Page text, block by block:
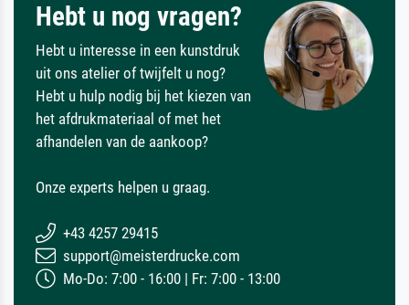
Hebt u nog vragen?
Hebt u interesse in een kunstdruk
uit ons atelier of twijfelt u nog?
Hebt u hulp nodig bij het kiezen van
het afdrukmateriaal of met het
afhandelen van de aankoop?
Onze experts helpen u graag.
+43 4257 29415
support@meisterdrucke.com
Mo-Do: 7:00 - 16:00 | Fr: 7:00 - 13:00